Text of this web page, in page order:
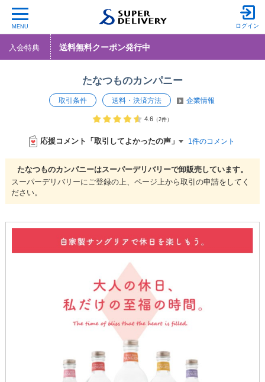
MENU ログイン
入会特典 送料無料クーポン発行中
たなつものカンパニー
取引条件 送料・決済方法 企業情報
4.6（2件）
応援コメント「取引してよかったの声」 1件のコメント
たなつものカンパニーはスーパーデリバリーで卸販売しています。
スーパーデリバリーにご登録の上、ページ上から取引の申請をしてく
ださい。